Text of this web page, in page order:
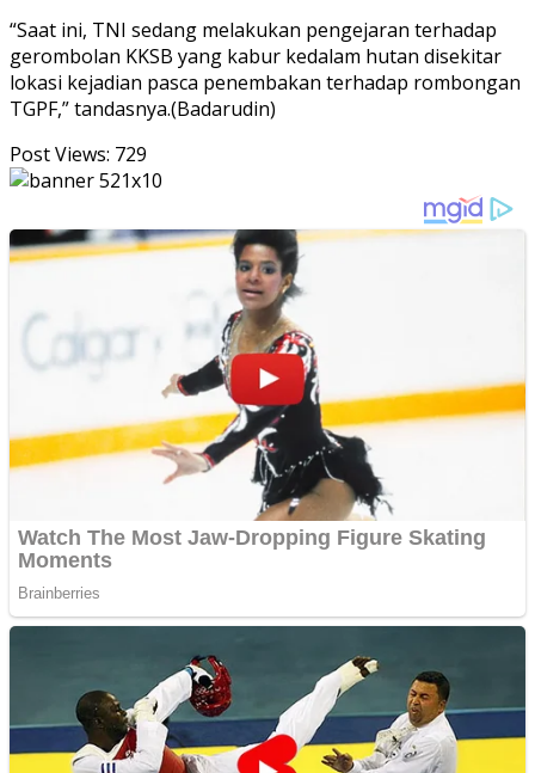
“Saat ini, TNI sedang melakukan pengejaran terhadap
gerombolan KKSB yang kabur kedalam hutan disekitar
lokasi kejadian pasca penembakan terhadap rombongan
TGPF,” tandasnya.(Badarudin)
Post Views: 729